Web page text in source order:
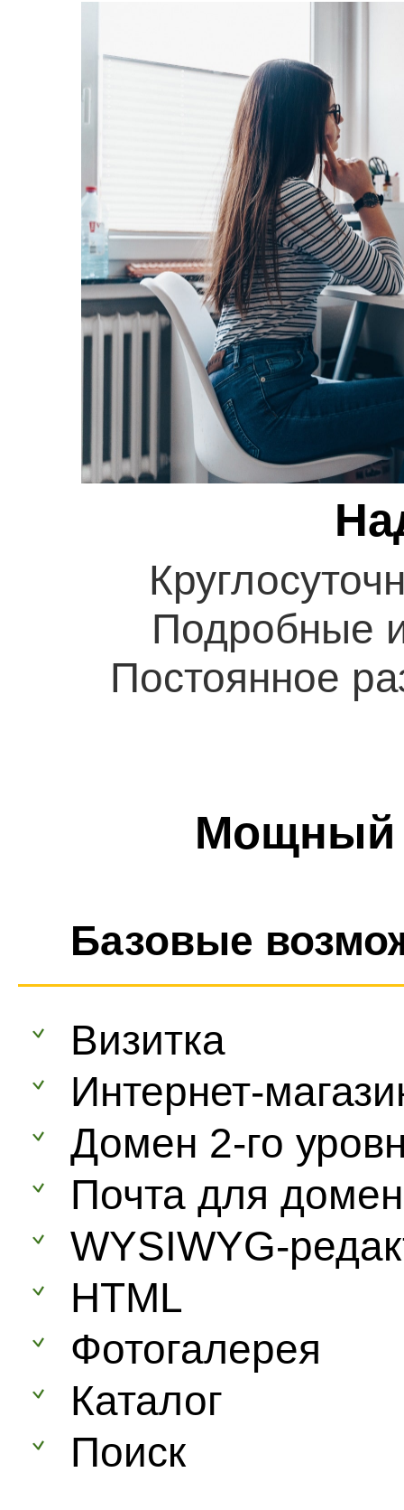
Подробные
Постоянное
Мощный
Базовые
Визитка
Интернет-
Домен 2-го
Почта для
WYSIWYG-
HTML
Фотогалерея
Каталог
Поиск